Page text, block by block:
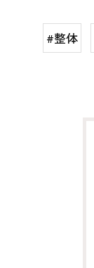
#整体